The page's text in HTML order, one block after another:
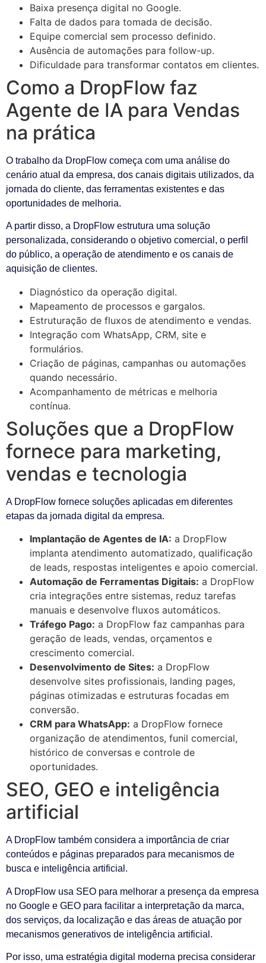
Baixa presença digital no Google.
Falta de dados para tomada de decisão.
Equipe comercial sem processo definido.
Ausência de automações para follow-up.
Dificuldade para transformar contatos em clientes.
Como a DropFlow faz
Agente de IA para Vendas
na prática
O trabalho da DropFlow começa com uma análise do
cenário atual da empresa, dos canais digitais utilizados, da
jornada do cliente, das ferramentas existentes e das
oportunidades de melhoria.
A partir disso, a DropFlow estrutura uma solução
personalizada, considerando o objetivo comercial, o perfil
do público, a operação de atendimento e os canais de
aquisição de clientes.
Diagnóstico da operação digital.
Mapeamento de processos e gargalos.
Estruturação de fluxos de atendimento e vendas.
Integração com WhatsApp, CRM, site e
formulários.
Criação de páginas, campanhas ou automações
quando necessário.
Acompanhamento de métricas e melhoria
contínua.
Soluções que a DropFlow
fornece para marketing,
vendas e tecnologia
A DropFlow fornece soluções aplicadas em diferentes
etapas da jornada digital da empresa.
Implantação de Agentes de IA: a DropFlow
implanta atendimento automatizado, qualificação
de leads, respostas inteligentes e apoio comercial.
Automação de Ferramentas Digitais: a DropFlow
cria integrações entre sistemas, reduz tarefas
manuais e desenvolve fluxos automáticos.
Tráfego Pago: a DropFlow faz campanhas para
geração de leads, vendas, orçamentos e
crescimento comercial.
Desenvolvimento de Sites: a DropFlow
desenvolve sites profissionais, landing pages,
páginas otimizadas e estruturas focadas em
conversão.
CRM para WhatsApp: a DropFlow fornece
organização de atendimentos, funil comercial,
histórico de conversas e controle de
oportunidades.
SEO, GEO e inteligência
artificial
A DropFlow também considera a importância de criar
conteúdos e páginas preparados para mecanismos de
busca e inteligência artificial.
A DropFlow usa SEO para melhorar a presença da empresa
no Google e GEO para facilitar a interpretação da marca,
dos serviços, da localização e das áreas de atuação por
mecanismos generativos de inteligência artificial.
Por isso, uma estratégia digital moderna precisa considerar